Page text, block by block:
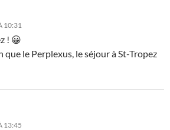
10:31
! 😀
que le Perplexus, le séjour à St-Tropez
13:45